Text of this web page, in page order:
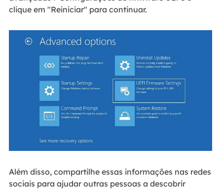
clique em "Reiniciar" para continuar.
Além disso, compartilhe essas informações nas redes
sociais para ajudar outras pessoas a descobrir